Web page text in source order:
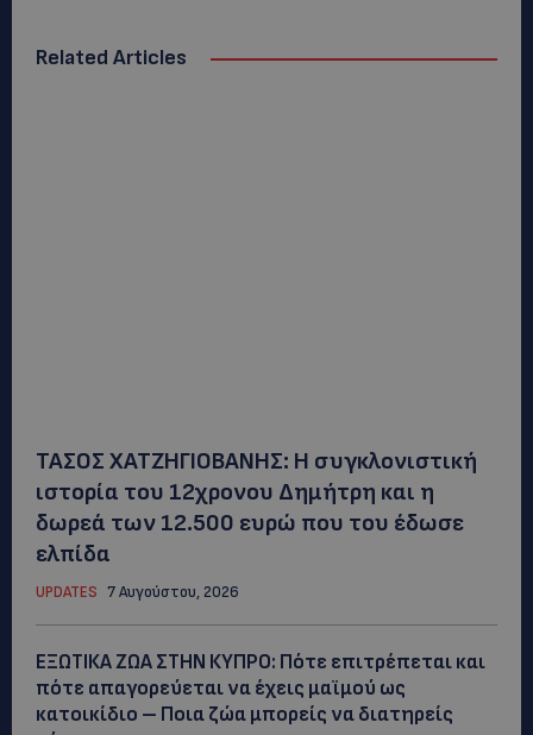
Related Articles
ΤΑΣΟΣ ΧΑΤΖΗΓΙΟΒΑΝΗΣ: Η συγκλονιστική
ιστορία του 12χρονου Δημήτρη και η
δωρεά των 12.500 ευρώ που του έδωσε
ελπίδα
UPDATES 7 Αυγούστου, 2026
ΕΞΩΤΙΚΑ ΖΩΑ ΣΤΗΝ ΚΥΠΡΟ: Πότε επιτρέπεται και
πότε απαγορεύεται να έχεις μαϊμού ως
κατοικίδιο – Ποια ζώα μπορείς να διατηρείς